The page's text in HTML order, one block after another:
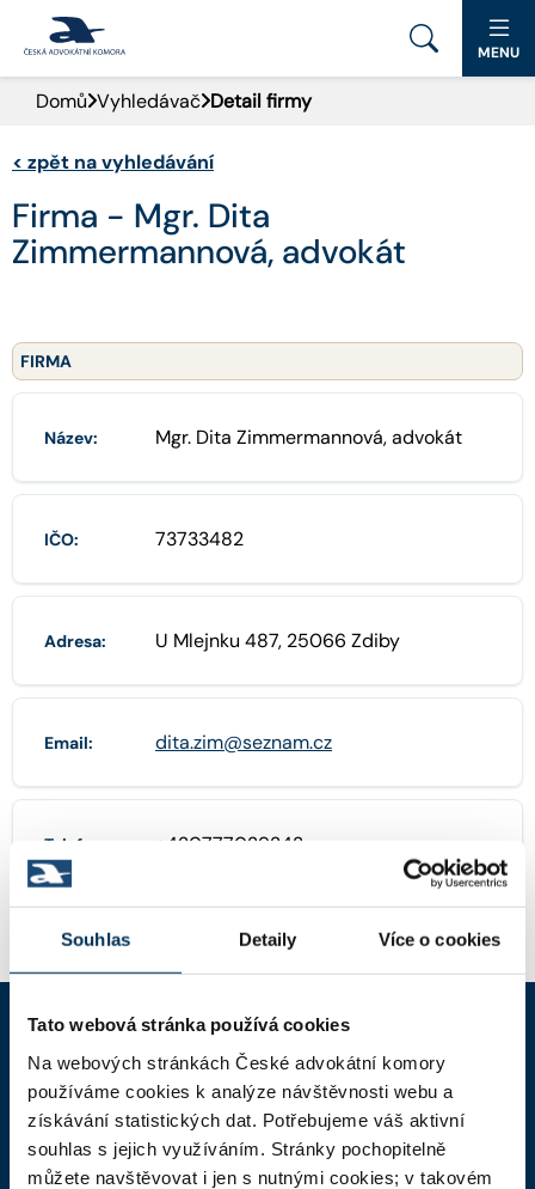
Souhlas Detaily Více o cookies
Tato webová stránka používá cookies
Na webových stránkách České advokátní komory
používáme cookies k analýze návštěvnosti webu a
získávání statistických dat. Potřebujeme váš aktivní
souhlas s jejich využíváním. Stránky pochopitelně
můžete navštěvovat i jen s nutnými cookies; v takovém
PORTÁL ČAK
DOMŮ
AKTUALITY
PRO VEŘEJNOST
MENU
Domů Vyhledávač Detail firmy
< zpět na vyhledávání
Firma - Mgr. Dita
Zimmermannová, advokát
FIRMA
Název: Mgr. Dita Zimmermannová, advokát
IČO: 73733482
Adresa: U Mlejnku 487, 25066 Zdiby
Email: dita.zim@seznam.cz
Telefon: +420777029242
ČAK
Domů
Aktuality